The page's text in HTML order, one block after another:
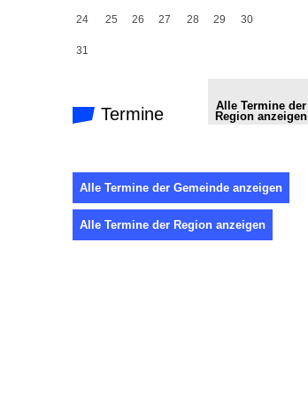
24 25 26 27 28 29 30
31
Termine
Alle Termine der
Region anzeigen
Alle Termine der Gemeinde anzeigen
Alle Termine der Region anzeigen